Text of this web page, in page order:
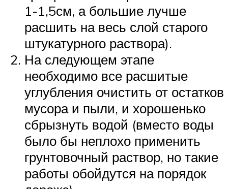
1-1,5см, а большие лучше
расшить на весь слой старого
штукатурного раствора).
На следующем этапе
необходимо все расшитые
углубления очистить от остатков
мусора и пыли, и хорошенько
сбрызнуть водой (вместо воды
было бы неплохо применить
грунтовочный раствор, но такие
работы обойдутся на порядок